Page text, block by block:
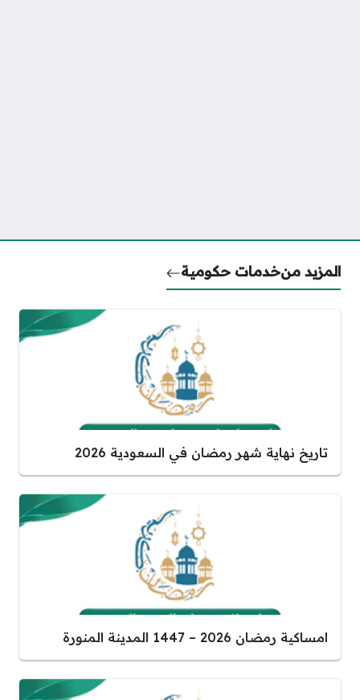
المزيد منخدمات حكومية
تاريخ نهاية شهر رمضان في السعودية 2026
امساكية رمضان 2026 – 1447 المدينة المنورة